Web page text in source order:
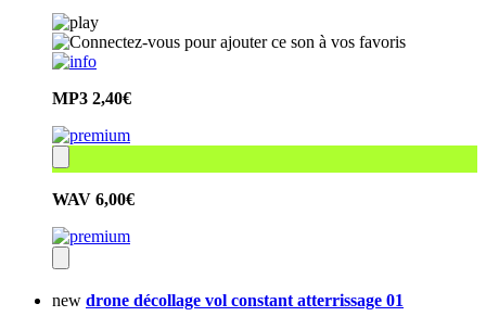
MP3 2,40€
WAV 6,00€
new drone décollage vol constant atterrissage 01